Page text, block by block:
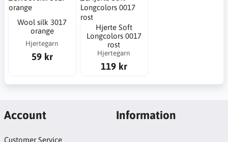
Wool silk 3017
orange
Hjertegarn
59 kr
Hjerte Soft
Longcolors 0017
rost
Hjertegarn
119 kr
Account
Customer Service
Information